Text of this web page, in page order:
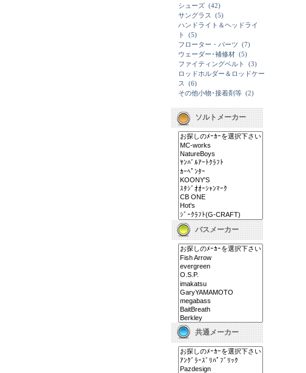
シューズ (42)
サングラス
(5)
ハンドライト＆ヘッドライ
ト
(5)
フローター・パーツ (7)
ウェーダー･補修材 (5)
ファイティングベルト
(3)
ロッドホルダー＆ロッドケー
ス
(6)
その他小物･接着剤等 (2)
ソルトメーカー
バスメーカー
共通メーカー